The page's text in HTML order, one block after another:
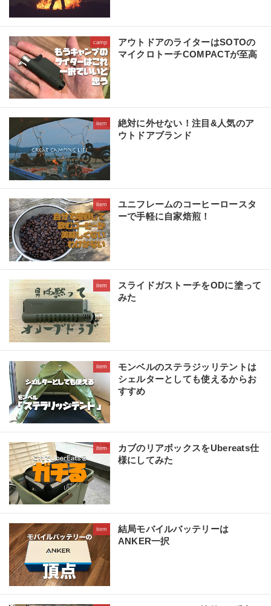
camp
アウトドアのライターはSOTOの
マイクロトーチCOMPACTが至高
item
絶対に外せない！注目&人気のア
ウトドアブランド
item
ユニフレームのコーヒーロースタ
ーで手軽に自家焙煎！
item
スライドガストーチをODに塗って
みた
item
モンベルのステラジッリテントは
シェルターとしても使えるからお
すすめ
item
カブのリアボックスをUbereats仕
様にしてみた
item
結局モバイルバッテリーは
ANKER一択